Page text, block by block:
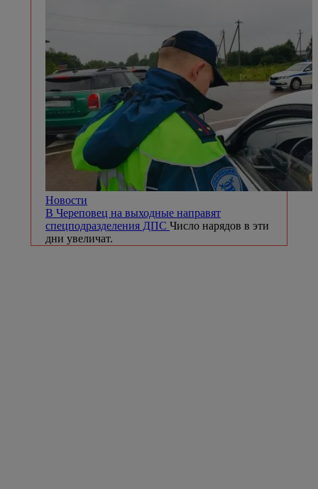
Новости
В Череповец на выходные направят
спецподразделения ДПС Число нарядов в эти
дни увеличат.